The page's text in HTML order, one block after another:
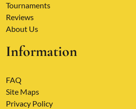
Tournaments
Reviews
About Us
Information
FAQ
Site Maps
Privacy Policy